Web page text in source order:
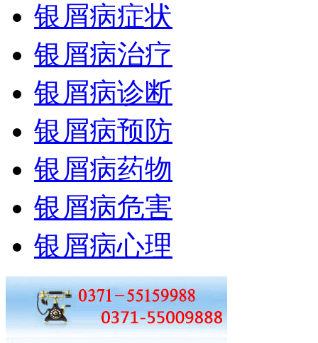
银屑病症状
银屑病治疗
银屑病诊断
银屑病预防
银屑病药物
银屑病危害
银屑病心理